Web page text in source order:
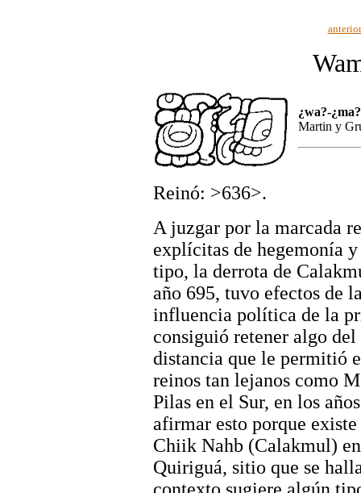
anterior
¿wa?-
Martin y
Reinó: >636>.
A juzgar por la marcada
explícitas de hegemonía
tipo, la derrota de
año 695, tuvo efectos de
influencia política de la
consiguió retener algo
distancia que le permitió
reinos tan lejanos como
Pilas en el Sur, en los
afirmar esto porque
Chiik Nahb (Calakmul)
Quiriguá, sitio que se